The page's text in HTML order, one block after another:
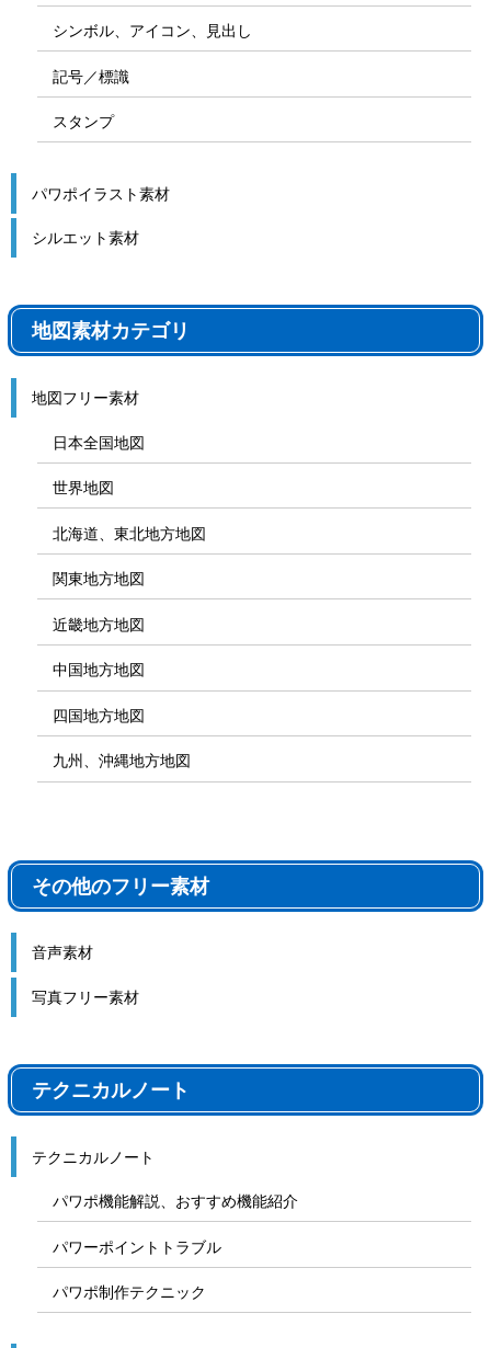
シンボル、アイコン、見出し
記号／標識
スタンプ
パワポイラスト素材
シルエット素材
地図素材カテゴリ
地図フリー素材
日本全国地図
世界地図
北海道、東北地方地図
関東地方地図
近畿地方地図
中国地方地図
四国地方地図
九州、沖縄地方地図
その他のフリー素材
音声素材
写真フリー素材
テクニカルノート
テクニカルノート
パワポ機能解説、おすすめ機能紹介
パワーポイントトラブル
パワポ制作テクニック